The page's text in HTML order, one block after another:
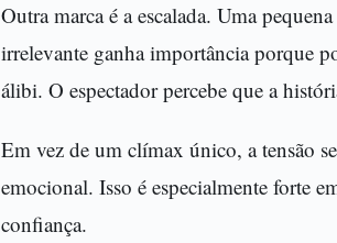
Outra marca é a escalada. Uma
irrelevante ganha importância porque
álibi. O espectador percebe que a
Em vez de um clímax único, a tensão
emocional. Isso é especialmente forte
confiança.